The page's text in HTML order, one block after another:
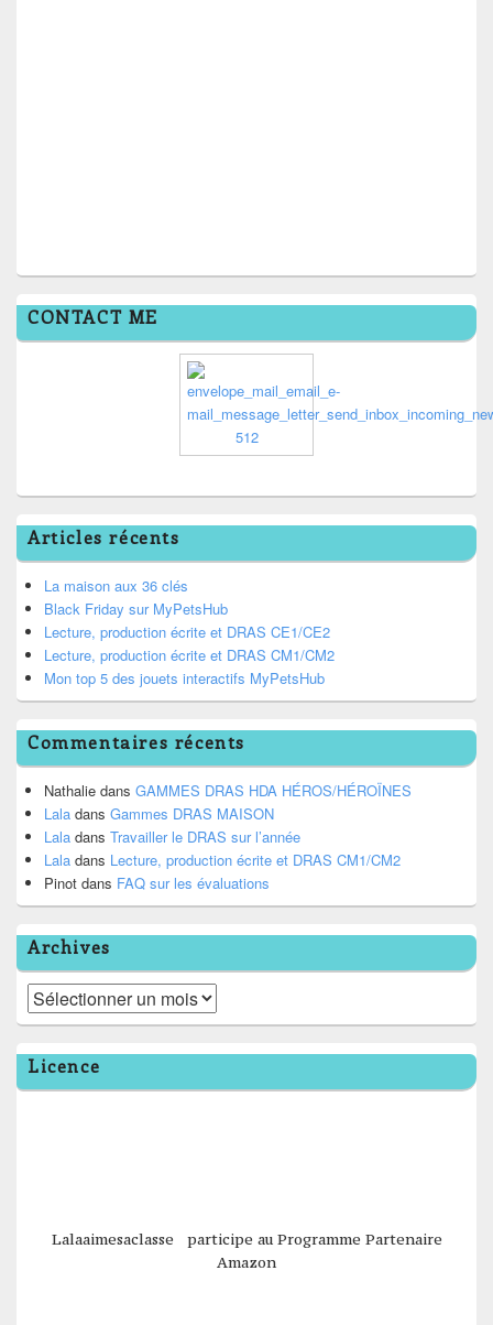
CONTACT ME
Articles récents
La maison aux 36 clés
Black Friday sur MyPetsHub
Lecture, production écrite et DRAS CE1/CE2
Lecture, production écrite et DRAS CM1/CM2
Mon top 5 des jouets interactifs MyPetsHub
Commentaires récents
Nathalie dans GAMMES DRAS HDA HÉROS/HÉROÏNES
Lala dans Gammes DRAS MAISON
Lala dans Travailler le DRAS sur l’année
Lala dans Lecture, production écrite et DRAS CM1/CM2
Pinot dans FAQ sur les évaluations
Archives
Archives
Licence
Lalaaimesaclasse participe au Programme Partenaire
Amazon